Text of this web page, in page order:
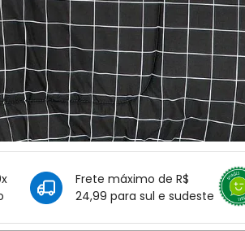
Frete máximo de R$
24,99 para sul e sudeste